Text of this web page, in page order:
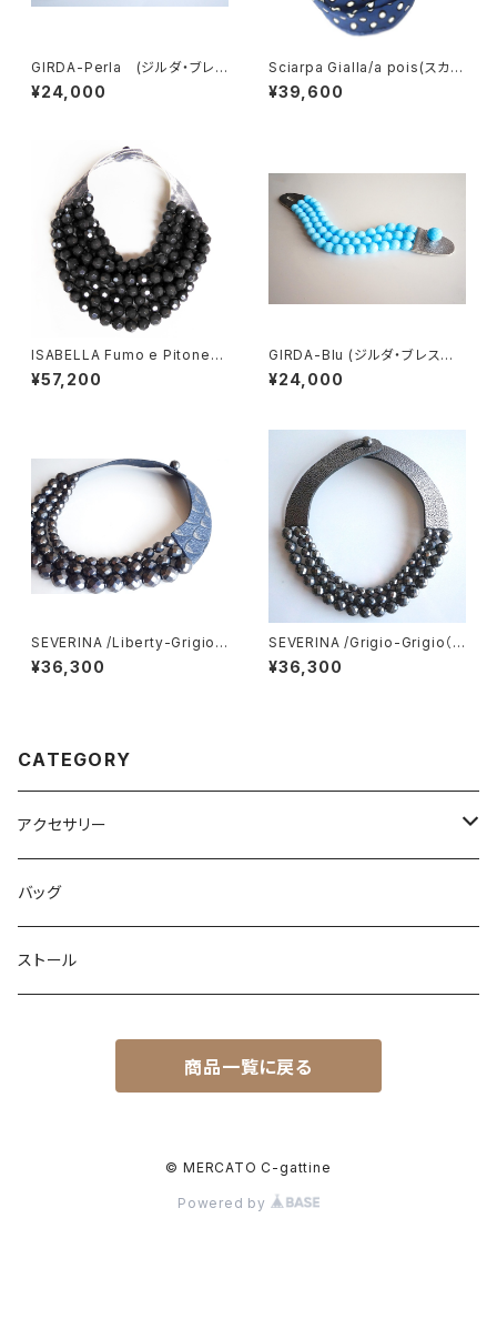
GIRDA-Perla (ジルダ・ブレス
レット）
¥24,000
Sciarpa Gialla/a pois(スカー
フ イエロー/ドット）
¥39,600
ISABELLA Fumo e Pitone
(イザベラ グレーパイソン）
¥57,200
GIRDA-Blu (ジルダ・ブレスレッ
ト）
¥24,000
SEVERINA /Liberty-Grigio
（セヴェリナ・ネックレス）
¥36,300
SEVERINA /Grigio-Grigio（セ
ヴェリナ・ネックレス）
¥36,300
CATEGORY
アクセサリー
ネックレス
ピアス
バッグ
ストール
商品一覧に戻る
© MERCATO C-gattine
Powered by